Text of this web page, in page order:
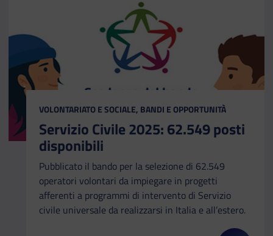
CATEGORIA:
VOLONTARIATO E SOCIALE, BANDI E OPPORTUNITÀ
Servizio Civile 2025: 62.549 posti
disponibili
Pubblicato il bando per la selezione di 62.549
operatori volontari da impiegare in progetti
afferenti a programmi di intervento di Servizio
civile universale da realizzarsi in Italia e all’estero.